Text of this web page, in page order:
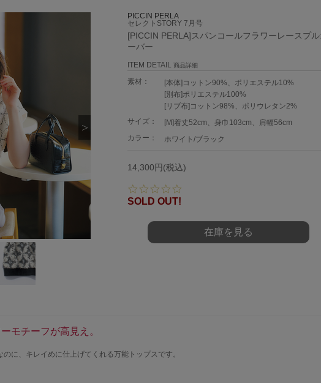
PICCIN PERLA
セレクトSTORY 7月号
[PICCIN PERLA]スパンコールフラワーレースプル
ーバー
ITEM DETAIL 商品詳細
素材：
[本体]コットン90%、ポリエステル10%
[別布]ポリエステル100%
[リブ布]コットン98%、ポリウレタン2%
サイズ：
[M]着丈52cm、身巾103cm、肩幅56cm
カラー：
ホワイト/ブラック
14,300円(税込)
t
r
SOLD OUT!
在庫を見る
モチーフが高見え。
に、キレイめに仕上げてくれる万能トップスです。